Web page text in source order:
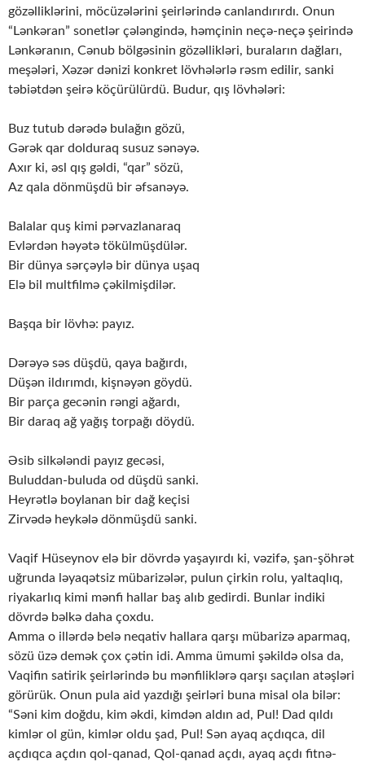
gözəlliklərini, möcüzələrini şeirlərində canlandırırdı. Onun
“Lənkəran” sonetlər çələngində, həmçinin neçə-neçə şeirində
Lənkəranın, Cənub bölgəsinin gözəllikləri, buraların dağları,
meşələri, Xəzər dənizi konkret lövhələrlə rəsm edilir, sanki
təbiətdən şeirə köçürülürdü. Budur, qış lövhələri:
Buz tutub dərədə bulağın gözü,
Gərək qar dolduraq susuz sənəyə.
Axır ki, əsl qış gəldi, “qar” sözü,
Az qala dönmüşdü bir əfsanəyə.
Balalar quş kimi pərvazlanaraq
Evlərdən həyətə tökülmüşdülər.
Bir dünya sərçəylə bir dünya uşaq
Elə bil multfilmə çəkilmişdilər.
Başqa bir lövhə: payız.
Dərəyə səs düşdü, qaya bağırdı,
Düşən ildırımdı, kişnəyən göydü.
Bir parça gecənin rəngi ağardı,
Bir daraq ağ yağış torpağı döydü.
Əsib silkələndi payız gecəsi,
Buluddan-buluda od düşdü sanki.
Heyrətlə boylanan bir dağ keçisi
Zirvədə heykələ dönmüşdü sanki.
Vaqif Hüseynov elə bir dövrdə yaşayırdı ki, vəzifə, şan-şöhrət
uğrunda ləyaqətsiz mübarizələr, pulun çirkin rolu, yaltaqlıq,
riyakarlıq kimi mənfi hallar baş alıb gedirdi. Bunlar indiki
dövrdə bəlkə daha çoxdu.
Amma o illərdə belə neqativ hallara qarşı mübarizə aparmaq,
sözü üzə demək çox çətin idi. Amma ümumi şəkildə olsa da,
Vaqifin satirik şeirlərində bu mənfiliklərə qarşı saçılan atəşləri
görürük. Onun pula aid yazdığı şeirləri buna misal ola bilər:
“Səni kim doğdu, kim əkdi, kimdən aldın ad, Pul! Dad qıldı
kimlər ol gün, kimlər oldu şad, Pul! Sən ayaq açdıqca, dil
açdıqca açdın qol-qanad, Qol-qanad açdı, ayaq açdı fitnə-